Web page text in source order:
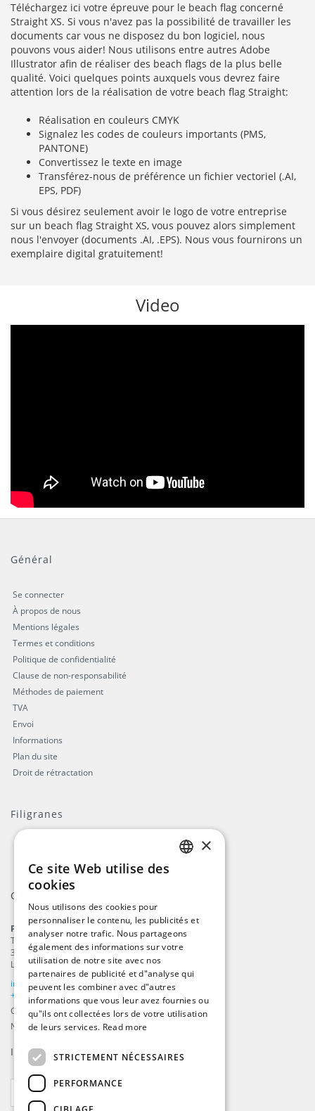
Téléchargez ici votre épreuve pour le beach flag concerné
Straight XS. Si vous n'avez pas la possibilité de travailler les
documents car vous ne disposez du bon logiciel, nous
pouvons vous aider! Nous utilisons entre autres Adobe
Illustrator afin de réaliser des beach flags de la plus belle
qualité. Voici quelques points auxquels vous devrez faire
attention lors de la réalisation de votre beach flag Straight:
Réalisation en couleurs CMYK
Signalez les codes de couleurs importants (PMS,
PANTONE)
Convertissez le texte en image
Transférez-nous de préférence un fichier vectoriel (.AI,
EPS, PDF)
Si vous désirez seulement avoir le logo de votre entreprise
sur un beach flag Straight XS, vous pouvez alors simplement
nous l'envoyer (documents .AI, .EPS). Nous vous fournirons un
exemplaire digital gratuitement!
Video
Général
Se connecter
À propos de nous
Mentions légales
Termes et conditions
Politique de confidentialité
Clause de non-responsabilité
Méthodes de paiement
TVA
Envoi
Informations
Plan du site
Droit de rétractation
Filigranes
Contact
ProFlags B.V.
Tilbury 8
3897 AC,Zeewolde
Les Pays-Bas
info@beachflags.com
+31 (0) 85 401 4648
Chambre de commerce: 92559840
Numéro de TVA: NL866099657B01
Inscrivez-vous à notrefil d’actualité
GERMAN
FRENCH
×
Ce site Web utilise des
cookies
Nous utilisons des cookies pour
personnaliser le contenu, les publicités et
analyser notre trafic. Nous partageons
également des informations sur votre
utilisation de notre site avec nos
partenaires de publicité et d"analyse qui
peuvent les combiner avec d"autres
informations que vous leur avez fournies ou
qu"ils ont collectées lors de votre utilisation
de leurs services. Read more
STRICTEMENT NÉCESSAIRES
PERFORMANCE